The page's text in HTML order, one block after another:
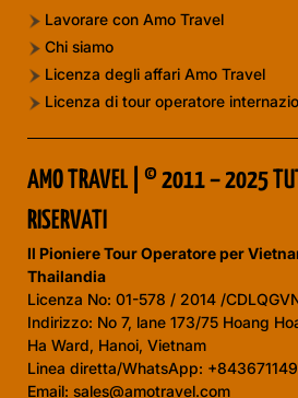
Lavorare con Amo Travel
Chi siamo
Licenza degli affari Amo Travel
Licenza di tour operatore
AMO TRAVEL | © 2011 – 2025
RISERVATI
Il Pioniere Tour Operatore per
Thailandia
Licenza No: 01-578 / 2014 /
Indirizzo: No 7, lane 173/75 Hoang
Ha Ward, Hanoi, Vietnam
Linea diretta/WhatsApp:
Email: sales@amotravel.com